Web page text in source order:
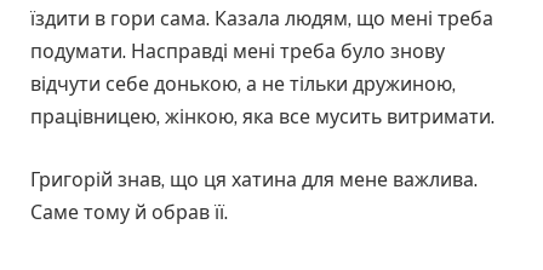
їздити в гори сама. Казала людям, що мені треба
подумати. Насправді мені треба було знову
відчути себе донькою, а не тільки дружиною,
працівницею, жінкою, яка все мусить витримати.
Григорій знав, що ця хатина для мене важлива.
Саме тому й обрав її.